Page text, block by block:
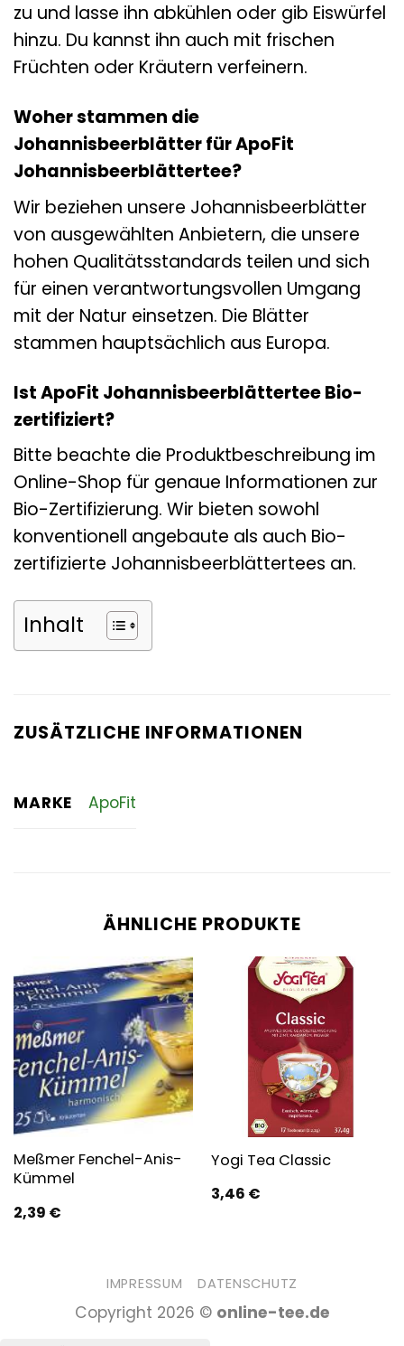
zu und lasse ihn abkühlen oder gib Eiswürfel
hinzu. Du kannst ihn auch mit frischen
Früchten oder Kräutern verfeinern.
Woher stammen die
Johannisbeerblätter für ApoFit
Johannisbeerblättertee?
Wir beziehen unsere Johannisbeerblätter
von ausgewählten Anbietern, die unsere
hohen Qualitätsstandards teilen und sich
für einen verantwortungsvollen Umgang
mit der Natur einsetzen. Die Blätter
stammen hauptsächlich aus Europa.
Ist ApoFit Johannisbeerblättertee Bio-
zertifiziert?
Bitte beachte die Produktbeschreibung im
Online-Shop für genaue Informationen zur
Bio-Zertifizierung. Wir bieten sowohl
konventionell angebaute als auch Bio-
zertifizierte Johannisbeerblättertees an.
Inhalt
ZUSÄTZLICHE INFORMATIONEN
MARKE ApoFit
ÄHNLICHE PRODUKTE
Meßmer Fenchel-Anis-
Kümmel
2,39 €
Yogi Tea Classic
3,46 €
IMPRESSUM DATENSCHUTZ
Copyright 2026 © online-tee.de